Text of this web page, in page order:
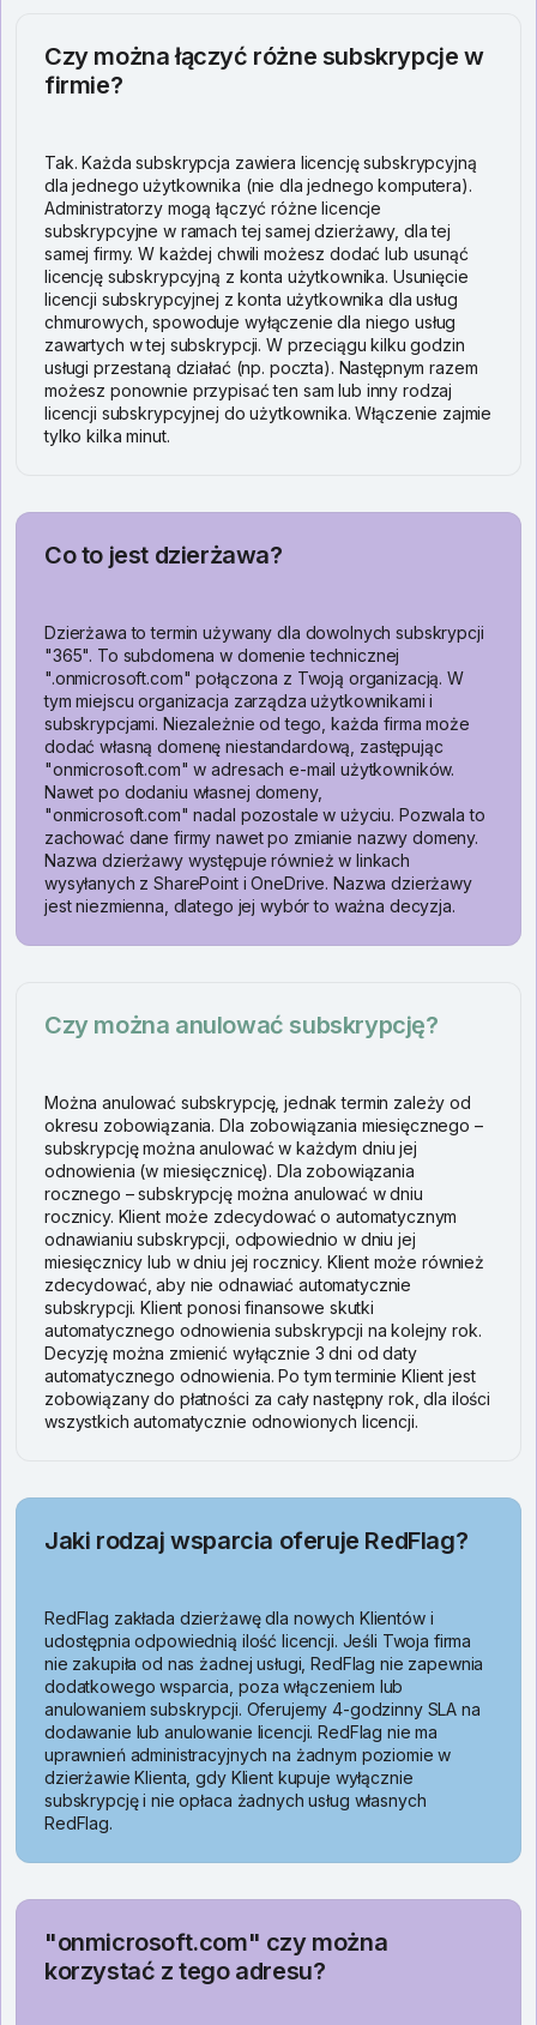
Czy można łączyć różne subskrypcje w
firmie?
Tak. Każda subskrypcja zawiera licencję subskrypcyjną
dla jednego użytkownika (nie dla jednego komputera).
Administratorzy mogą łączyć różne licencje
subskrypcyjne w ramach tej samej dzierżawy, dla tej
samej firmy. W każdej chwili możesz dodać lub usunąć
licencję subskrypcyjną z konta użytkownika. Usunięcie
licencji subskrypcyjnej z konta użytkownika dla usług
chmurowych, spowoduje wyłączenie dla niego usług
zawartych w tej subskrypcji. W przeciągu kilku godzin
usługi przestaną działać (np. poczta). Następnym razem
możesz ponownie przypisać ten sam lub inny rodzaj
licencji subskrypcyjnej do użytkownika. Włączenie zajmie
tylko kilka minut.
Co to jest dzierżawa?
Dzierżawa to termin używany dla dowolnych subskrypcji
"365". To subdomena w domenie technicznej
".onmicrosoft.com" połączona z Twoją organizacją. W
tym miejscu organizacja zarządza użytkownikami i
subskrypcjami. Niezależnie od tego, każda firma może
dodać własną domenę niestandardową, zastępując
"onmicrosoft.com" w adresach e-mail użytkowników.
Nawet po dodaniu własnej domeny,
"onmicrosoft.com" nadal pozostale w użyciu. Pozwala to
zachować dane firmy nawet po zmianie nazwy domeny.
Nazwa dzierżawy występuje również w linkach
wysyłanych z SharePoint i OneDrive. Nazwa dzierżawy
jest niezmienna, dlatego jej wybór to ważna decyzja.
Czy można anulować subskrypcję?
Można anulować subskrypcję, jednak termin zależy od
okresu zobowiązania. Dla zobowiązania miesięcznego –
subskrypcję można anulować w każdym dniu jej
odnowienia (w miesięcznicę). Dla zobowiązania
rocznego – subskrypcję można anulować w dniu
rocznicy. Klient może zdecydować o automatycznym
odnawianiu subskrypcji, odpowiednio w dniu jej
miesięcznicy lub w dniu jej rocznicy. Klient może również
zdecydować, aby nie odnawiać automatycznie
subskrypcji. Klient ponosi finansowe skutki
automatycznego odnowienia subskrypcji na kolejny rok.
Decyzję można zmienić wyłącznie 3 dni od daty
automatycznego odnowienia. Po tym terminie Klient jest
zobowiązany do płatności za cały następny rok, dla ilości
wszystkich automatycznie odnowionych licencji.
Jaki rodzaj wsparcia oferuje RedFlag?
RedFlag zakłada dzierżawę dla nowych Klientów i
udostępnia odpowiednią ilość licencji. Jeśli Twoja firma
nie zakupiła od nas żadnej usługi, RedFlag nie zapewnia
dodatkowego wsparcia, poza włączeniem lub
anulowaniem subskrypcji. Oferujemy 4-godzinny SLA na
dodawanie lub anulowanie licencji. RedFlag nie ma
uprawnień administracyjnych na żadnym poziomie w
dzierżawie Klienta, gdy Klient kupuje wyłącznie
subskrypcję i nie opłaca żadnych usług własnych
RedFlag.
"onmicrosoft.com" czy można
korzystać z tego adresu?